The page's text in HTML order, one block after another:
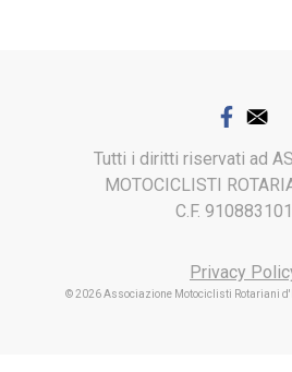
Tutti i diritti riservati ad
MOTOCICLISTI
C.F.
Privacy
© 2026 Associazione Motociclisti Rotariani